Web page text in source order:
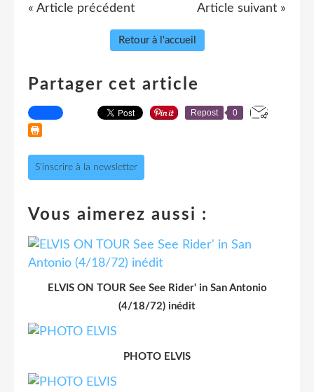
« Article précédent Article suivant »
Retour à l'accueil
Partager cet article
Repost 0
S'inscrire à la newsletter
Vous aimerez aussi :
ELVIS ON TOUR See See Rider' in San Antonio
(4/18/72) inédit
PHOTO ELVIS